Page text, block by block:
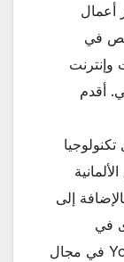
أعمال
في
وإنترنت
أقدم
إلى
في
WordPress وYouTube في مجال